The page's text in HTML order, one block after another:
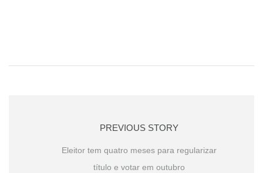
PREVIOUS STORY
Eleitor tem quatro meses para regularizar
título e votar em outubro